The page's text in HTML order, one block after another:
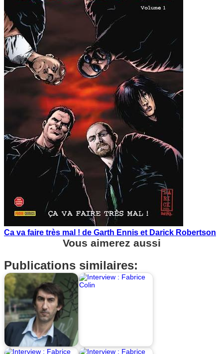
Ca va faire très mal ! de Garth Ennis et Darick Robertson
Vous aimerez aussi
Publications similaires: